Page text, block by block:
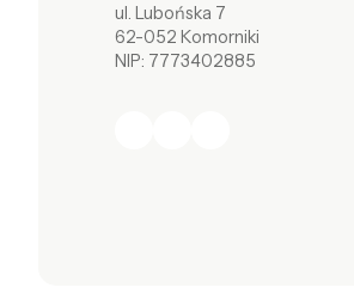
ul. Lubońska 7
62-052 Komorniki
NIP: 7773402885